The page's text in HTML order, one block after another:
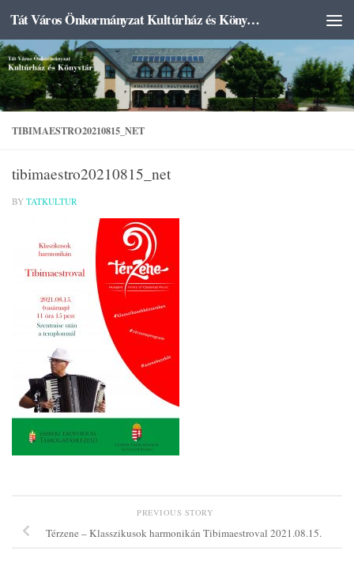
Skip to content Tát Város Önkormányzat Kultúrház és Könyvtár
TIBIMAESTRO20210815_NET
tibimaestro20210815_net
BY TATKULTUR
PREVIOUS STORY
Térzene – Klasszikusok harmonikán Tibimaestroval 2021.08.15.